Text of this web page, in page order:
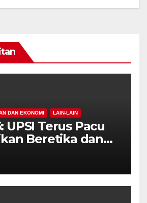
DAN EKONOMI LAIN-LAIN
UPSI Terus Pacu
Beretika dan
Dalam Era AI